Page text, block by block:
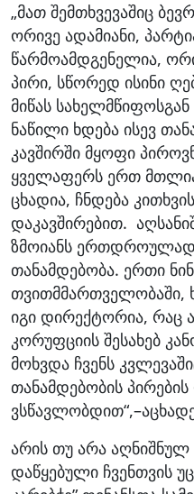
„მათ შემთხვევაშიც
ორივე ადამიანი,
წარმოამდგენელია,
პირი, სწორედ ისინი
მიწას
ნაწილი ხდება ისევ
კავშირში მყოფი
ყველაფერს ერთ
ცხადია, ჩნდება
დაკავშირებით.
ზმოიანს ერთდროულად
თანამდებობა. ერთი
თვითმმართველობაში,
იგი დირექტორია, რაც
კორუფციის შესახებ
მოხვდა ჩვენს
თანამდებობის
არის თუ არა აღნიშნულ
დაწყებული ჩვენთვის